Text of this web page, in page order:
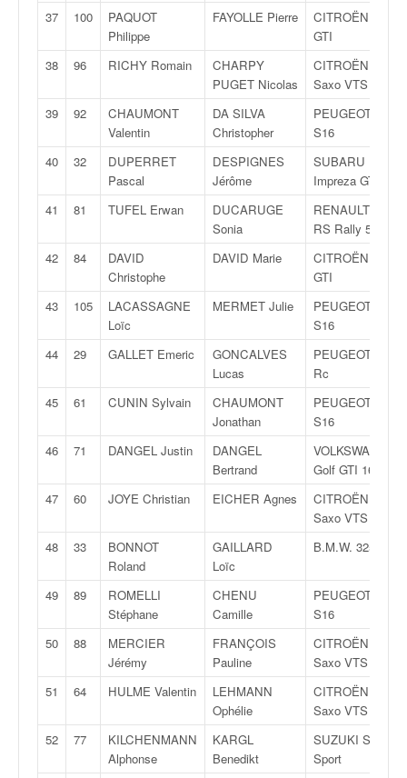
37 100
PAQUOT
Philippe
FAYOLLE Pierre
CITROËN AX
GTI
38
96 RICHY Romain
CHARPY
PUGET Nicolas
CITROËN
Saxo VTS
39
92
CHAUMONT
Valentin
DA SILVA
Christopher
PEUGEOT 106
S16
40
32
DUPERRET
Pascal
DESPIGNES
Jérôme
SUBARU
Impreza GT
41
81 TUFEL Erwan
DUCARUGE
Sonia
RENAULT Clio
RS Rally 5
42
84
DAVID
Christophe
DAVID Marie
CITROËN AX
GTI
43
105
LACASSAGNE
Loïc
MERMET Julie
PEUGEOT 106
S16
44
29 GALLET Emeric
GONCALVES
Lucas
PEUGEOT 207
Rc
45
61 CUNIN Sylvain
CHAUMONT
Jonathan
PEUGEOT 106
S16
46
71 DANGEL Justin
DANGEL
Bertrand
VOLKSWAGEN
Golf GTI 16S
47
60 JOYE Christian EICHER Agnes
CITROËN
Saxo VTS
48
33
BONNOT
Roland
GAILLARD
Loïc
B.M.W. 325i
49 89
ROMELLI
Stéphane
CHENU
Camille
PEUGEOT 106
S16
50
88
MERCIER
Jérémy
FRANÇOIS
Pauline
CITROËN
Saxo VTS
51
64 HULME Valentin
LEHMANN
Ophélie
CITROËN
Saxo VTS
52
77
KILCHENMANN
Alphonse
KARGL
Benedikt
SUZUKI Swift
Sport